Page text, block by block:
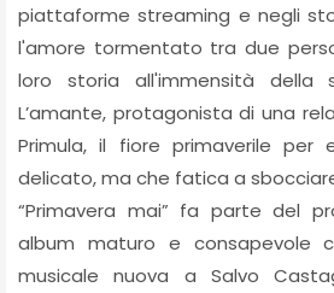
piattaforme streaming e negli
l'amore tormentato tra due
loro storia all'immensità della
L’amante, protagonista di una
Primula, il fiore primaverile per
delicato, ma che fatica a
“Primavera mai” fa parte del
album maturo e consapevole
musicale nuova a Salvo